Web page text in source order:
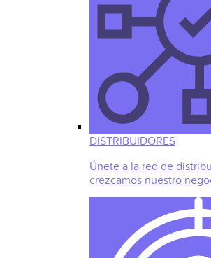
DISTRIBUIDORES
Únete a la red de
crezcamos nuestro